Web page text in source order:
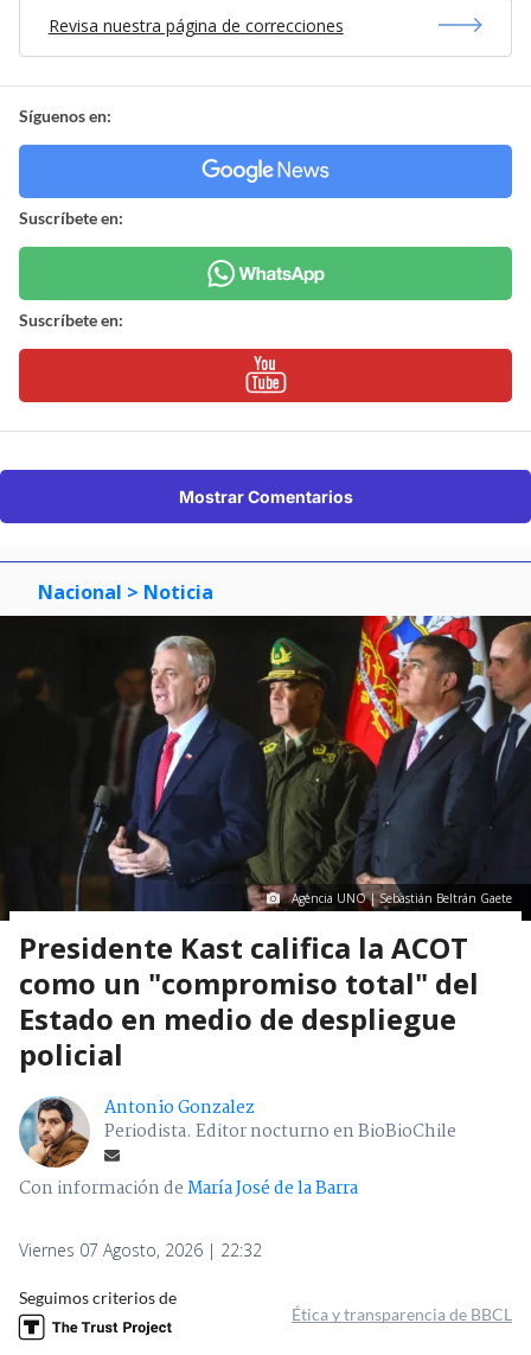
Revisa nuestra página de correcciones
Síguenos en:
Suscríbete en:
Suscríbete en:
Mostrar Comentarios
Nacional > Noticia
Agencia UNO | Sebastián Beltrán Gaete
Presidente Kast califica la ACOT
como un "compromiso total" del
Estado en medio de despliegue
policial
Antonio Gonzalez
Periodista. Editor nocturno en BioBioChile
Con información deMaría José de la Barra
Viernes 07 Agosto, 2026 | 22:32
Seguimos criterios de
Ética y transparencia de BBCL